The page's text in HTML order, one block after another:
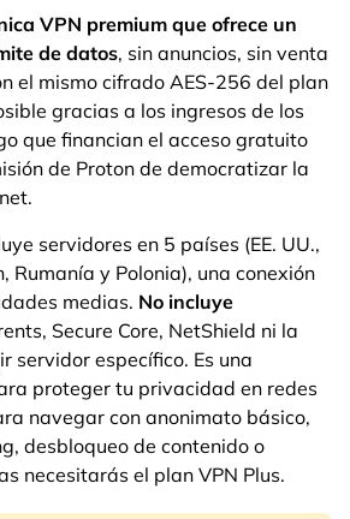
VPN premium que ofrece un
de datos, sin anuncios, sin venta
el mismo cifrado AES-256 del plan
gracias a los ingresos de los
que financian el acceso gratuito
de Proton de democratizar la
servidores en 5 países (EE. UU.,
Rumanía y Polonia), una conexión
medias. No incluye
Secure Core, NetShield ni la
servidor específico. Es una
proteger tu privacidad en redes
navegar con anonimato básico,
desbloqueo de contenido o
necesitarás el plan VPN Plus.